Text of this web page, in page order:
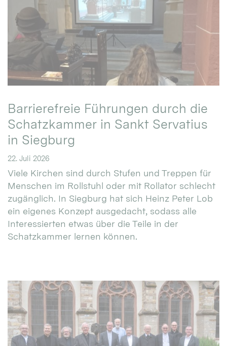
Barrierefreie Führungen durch die
Schatzkammer in Sankt Servatius
in Siegburg
22. Juli 2026
Viele Kirchen sind durch Stufen und Treppen für
Menschen im Rollstuhl oder mit Rollator schlecht
zugänglich. In Siegburg hat sich Heinz Peter Lob
ein eigenes Konzept ausgedacht, sodass alle
Interessierten etwas über die Teile in der
Schatzkammer lernen können.